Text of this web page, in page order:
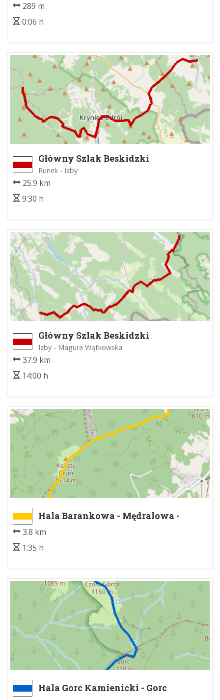
289 m
0:06 h
Główny Szlak Beskidzki
Runek - Izby
25.9 km
9:30 h
Główny Szlak Beskidzki
Izby - Magura Wątkowska
37.9 km
14:00 h
Hala Barankowa - Mędralowa -
3.8 km
1:35 h
Hala Gorc Kamienicki - Gorc